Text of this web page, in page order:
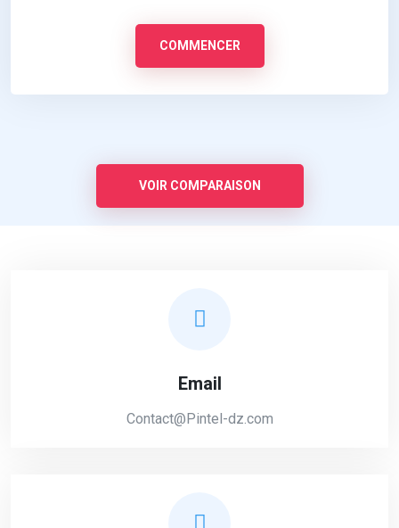
COMMENCER
VOIR COMPARAISON
Email
Contact@Pintel-dz.com